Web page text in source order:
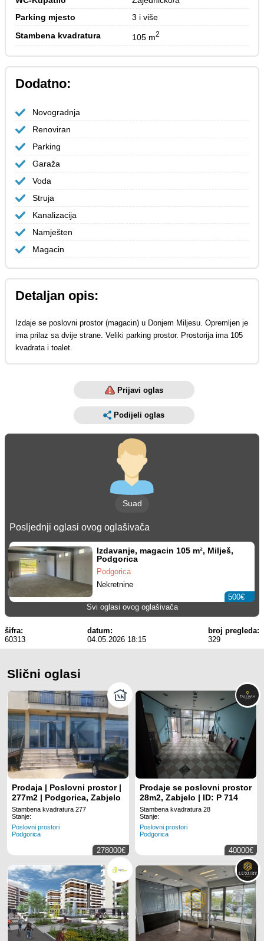
Parking mjesto
3 i više
Stambena kvadratura
105 m2
Dodatno:
Novogradnja
Renoviran
Parking
Garaža
Voda
Struja
Kanalizacija
Namješten
Magacin
Detaljan opis:
Izdaje se poslovni prostor (magacin) u Donjem Miljesu. Opremljen je
ima prilaz sa dvije strane. Veliki parking prostor. Prostorija ima 105
kvadrata i toalet.
Prijavi oglas
Podijeli oglas
Suad
Posljednji oglasi ovog oglašivača
Izdavanje, magacin 105 m², Milješ,
Podgorica
Podgorica
Nekretnine
500€
Svi oglasi ovog oglašivača
šifra:
60313
datum:
04.05.2026 18:15
broj pregleda:
329
Slični oglasi
Prodaja | Poslovni prostor |
277m2 | Podgorica, Zabjelo
Stambena kvadratura 277
Stanje:
Poslovni prostori
Podgorica
278000€
Prodaje se poslovni prostor
28m2, Zabjelo | ID: P 714
Stambena kvadratura 28
Stanje:
Poslovni prostori
Podgorica
40000€